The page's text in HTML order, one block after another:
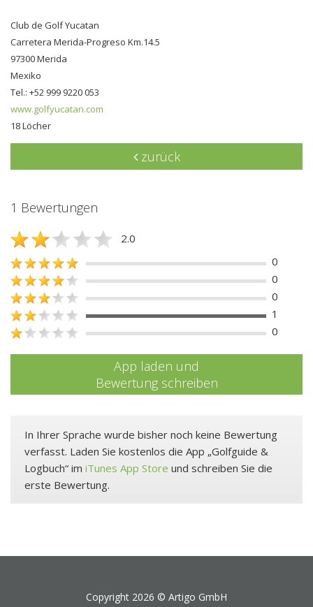
Club de Golf Yucatan
Carretera Merida-Progreso Km.14.5
97300 Merida
Mexiko
Tel.: +52 999 9220 053
www.golfyucatan.com
18 Löcher
zurück
1 Bewertungen
2.0
0
0
0
1
0
App laden und
Bewertung schreiben
In Ihrer Sprache wurde bisher noch keine Bewertung
verfasst. Laden Sie kostenlos die App „Golfguide &
Logbuch“ im iTunes App Store und schreiben Sie die
erste Bewertung.
Copyright 2026 © Artigo GmbH